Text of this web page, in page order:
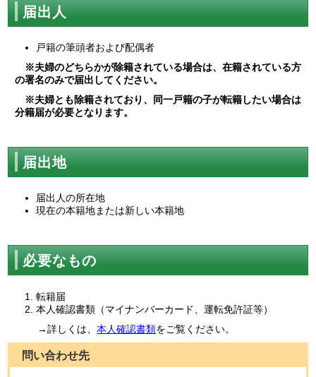
届出人
戸籍の筆頭者および配偶者
※夫婦のどちらかが除籍されている場合は、在籍されている方
の署名のみで届出してください。
※夫婦とも除籍されており、同一戸籍の子が転籍したい場合は
分籍届が必要となります。
届出地
届出人の所在地
現在の本籍地または新しい本籍地
必要なもの
転籍届
本人確認書類（マイナンバーカード、運転免許証等）
→詳しくは、本人確認書類をご覧ください。
問い合わせ先